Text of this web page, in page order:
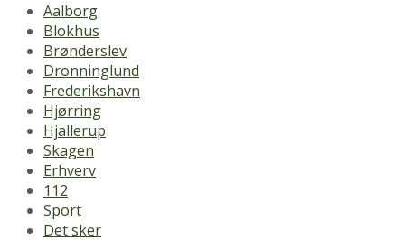
Aalborg
Blokhus
Brønderslev
Dronninglund
Frederikshavn
Hjørring
Hjallerup
Skagen
Erhverv
112
Sport
Det sker